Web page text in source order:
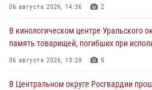
06 августа 2026, 14:36 2
В кинологическом центре Уральского
память товарищей, погибших при
06 августа 2026, 13:29 5
В Центральном округе Росгвардии